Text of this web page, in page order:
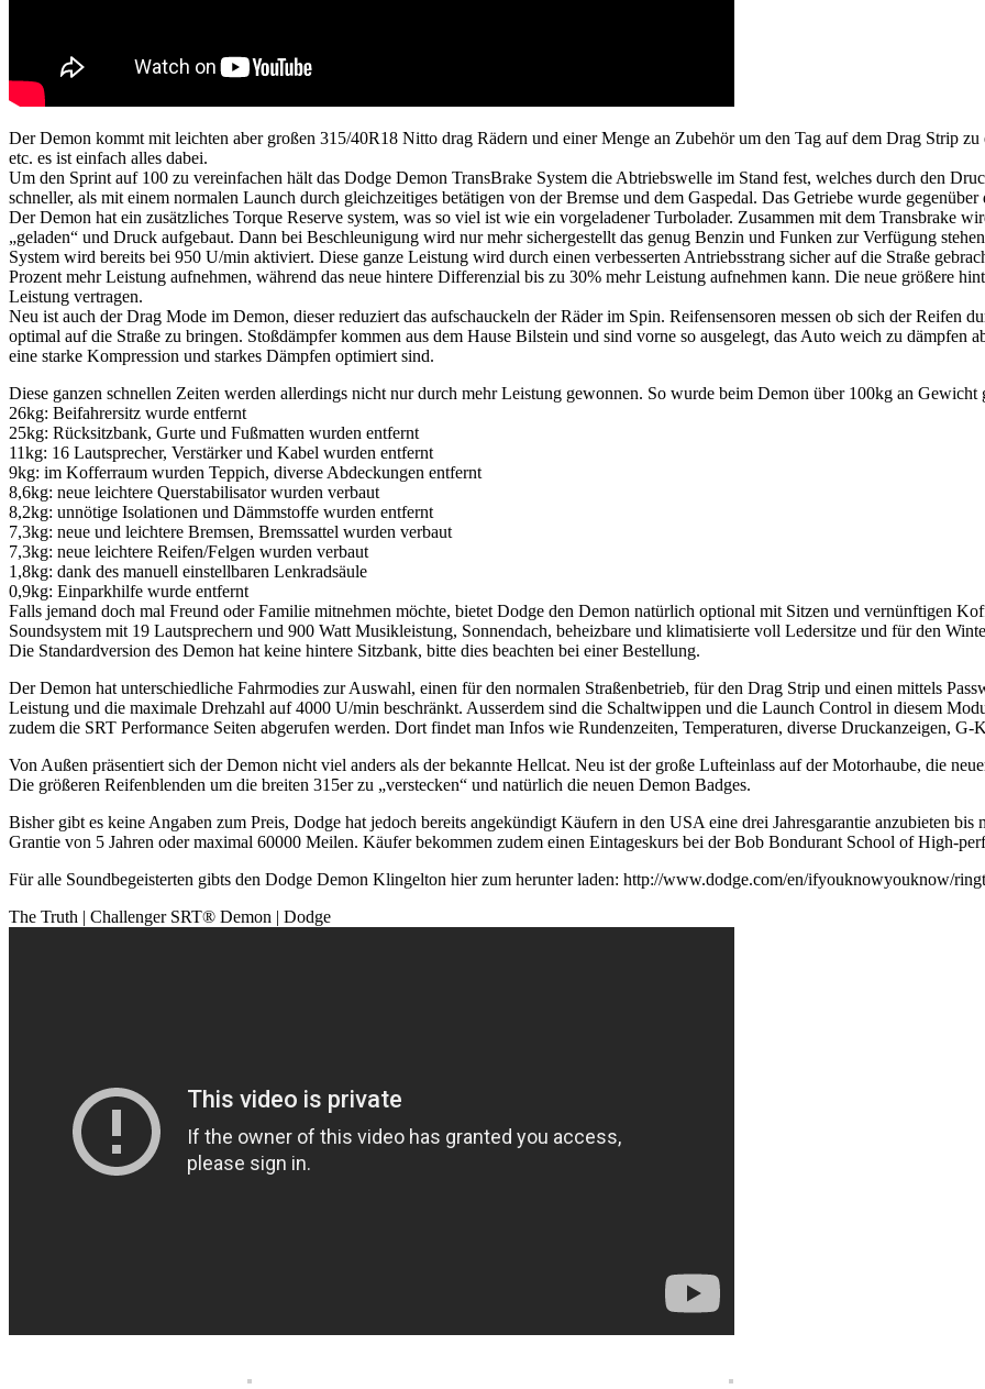
Der Demon kommt mit leichten aber großen 315/40R18 Nitto drag Rädern und einer Menge an Zubehör um den Tag auf dem Drag Strip
etc. es ist einfach alles dabei.
Um den Sprint auf 100 zu vereinfachen hält das Dodge Demon TransBrake System die Abtriebswelle im Stand fest, welches durch den
schneller, als mit einem normalen Launch durch gleichzeitiges betätigen von der Bremse und dem Gaspedal. Das Getriebe wurde
Der Demon hat ein zusätzliches Torque Reserve system, was so viel ist wie ein vorgeladener Turbolader. Zusammen mit dem Transbrake
„geladen“ und Druck aufgebaut. Dann bei Beschleunigung wird nur mehr sichergestellt das genug Benzin und Funken zur Verfügung
System wird bereits bei 950 U/min aktiviert. Diese ganze Leistung wird durch einen verbesserten Antriebsstrang sicher auf die Straße
Prozent mehr Leistung aufnehmen, während das neue hintere Differenzial bis zu 30% mehr Leistung aufnehmen kann. Die neue größere
Leistung vertragen.
Neu ist auch der Drag Mode im Demon, dieser reduziert das aufschauckeln der Räder im Spin. Reifensensoren messen ob sich der Reifen
optimal auf die Straße zu bringen. Stoßdämpfer kommen aus dem Hause Bilstein und sind vorne so ausgelegt, das Auto weich zu dämpfen
eine starke Kompression und starkes Dämpfen optimiert sind.
Diese ganzen schnellen Zeiten werden allerdings nicht nur durch mehr Leistung gewonnen. So wurde beim Demon über 100kg an Gewicht
26kg: Beifahrersitz wurde entfernt
25kg: Rücksitzbank, Gurte und Fußmatten wurden entfernt
11kg: 16 Lautsprecher, Verstärker und Kabel wurden entfernt
9kg: im Kofferraum wurden Teppich, diverse Abdeckungen entfernt
8,6kg: neue leichtere Querstabilisator wurden verbaut
8,2kg: unnötige Isolationen und Dämmstoffe wurden entfernt
7,3kg: neue und leichtere Bremsen, Bremssattel wurden verbaut
7,3kg: neue leichtere Reifen/Felgen wurden verbaut
1,8kg: dank des manuell einstellbaren Lenkradsäule
0,9kg: Einparkhilfe wurde entfernt
Falls jemand doch mal Freund oder Familie mitnehmen möchte, bietet Dodge den Demon natürlich optional mit Sitzen und vernünftigen
Soundsystem mit 19 Lautsprechern und 900 Watt Musikleistung, Sonnendach, beheizbare und klimatisierte voll Ledersitze und für den
Die Standardversion des Demon hat keine hintere Sitzbank, bitte dies beachten bei einer Bestellung.
Der Demon hat unterschiedliche Fahrmodies zur Auswahl, einen für den normalen Straßenbetrieb, für den Drag Strip und einen mittels
Leistung und die maximale Drehzahl auf 4000 U/min beschränkt. Ausserdem sind die Schaltwippen und die Launch Control in diesem
zudem die SRT Performance Seiten abgerufen werden. Dort findet man Infos wie Rundenzeiten, Temperaturen, diverse Druckanzeigen, G-
Von Außen präsentiert sich der Demon nicht viel anders als der bekannte Hellcat. Neu ist der große Lufteinlass auf der Motorhaube, die
Die größeren Reifenblenden um die breiten 315er zu „verstecken“ und natürlich die neuen Demon Badges.
Bisher gibt es keine Angaben zum Preis, Dodge hat jedoch bereits angekündigt Käufern in den USA eine drei Jahresgarantie anzubieten
Grantie von 5 Jahren oder maximal 60000 Meilen. Käufer bekommen zudem einen Eintageskurs bei der Bob Bondurant School of High-
Für alle Soundbegeisterten gibts den Dodge Demon Klingelton hier zum herunter laden: http://www.dodge.com/en/ifyouknowyouknow/
The Truth | Challenger SRT® Demon | Dodge